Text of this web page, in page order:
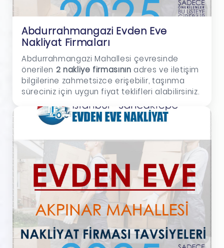
Abdurrahmangazi Evden Eve
Nakliyat Firmaları
Abdurrahmangazi Mahallesi çevresinde
önerilen 2 nakliye firmasının adres ve iletişim
bilgilerine zahmetsizce erişebilir, taşınma
süreciniz için uygun fiyat teklifleri alabilirsiniz.